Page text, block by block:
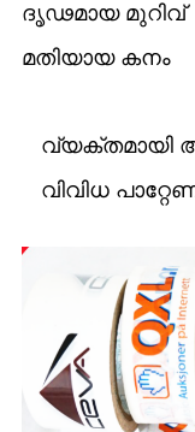
ദൃഢമായ മുറിവ്
മതിയായ കനം
വ്യക്തമായി
വിവിധ